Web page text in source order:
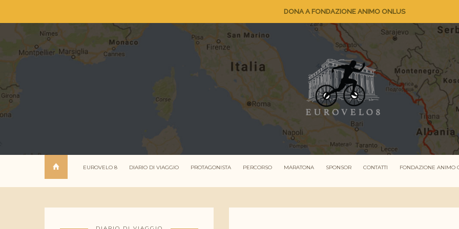
DONA A FONDAZIONE ANIMO ONLUS
EUROVELO 8 DIARIO DI VIAGGIO PROTAGONISTA PERCORSO MARATONA SPONSOR CONTATTI FONDAZIONE ANIMO